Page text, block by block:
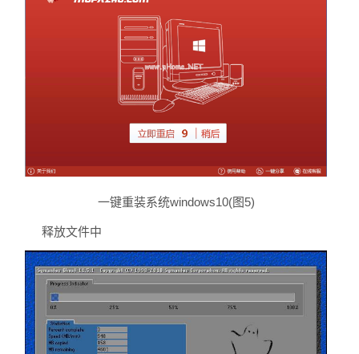
一键重装系统windows10(图5)
释放文件中